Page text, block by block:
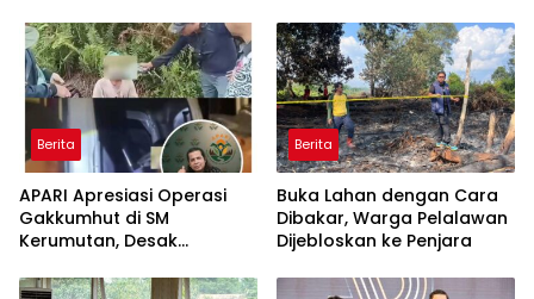
Nasional
Berita
APARI Apresiasi Operasi
Gakkumhut di SM
Kerumutan, Desak
Jaringan Pembalak Liar
Berita
Buka Lahan dengan Cara
Dibakar, Warga Pelalawan
Dijebloskan ke Penjara